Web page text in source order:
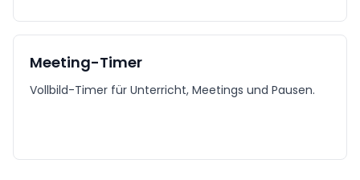
Meeting-Timer
Vollbild-Timer für Unterricht, Meetings und Pausen.